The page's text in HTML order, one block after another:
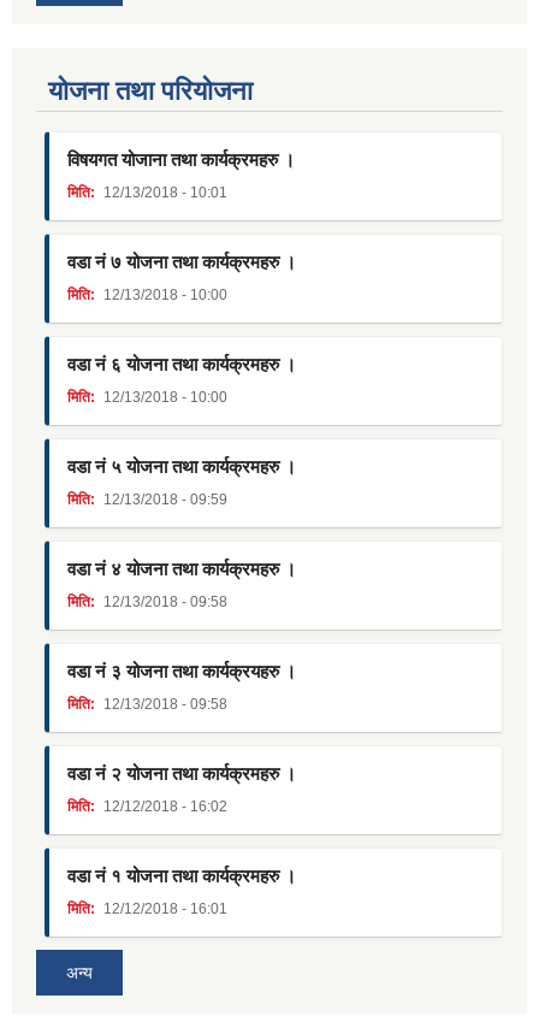
याेजना तथा परियाेजना
विषयगत योजाना तथा कार्यक्रमहरु ।
मिति: 12/13/2018 - 10:01
वडा नं ७ योजना तथा कार्यक्रमहरु ।
मिति: 12/13/2018 - 10:00
वडा नं ६ योजना तथा कार्यक्रमहरु ।
मिति: 12/13/2018 - 10:00
वडा नं ५ योजना तथा कार्यक्रमहरु ।
मिति: 12/13/2018 - 09:59
वडा नं ४ योजना तथा कार्यक्रमहरु ।
मिति: 12/13/2018 - 09:58
वडा नं ३ योजना तथा कार्यक्रयहरु ।
मिति: 12/13/2018 - 09:58
वडा नं २ योजना तथा कार्यक्रमहरु ।
मिति: 12/12/2018 - 16:02
वडा नं १ योजना तथा कार्यक्रमहरु ।
मिति: 12/12/2018 - 16:01
अन्य